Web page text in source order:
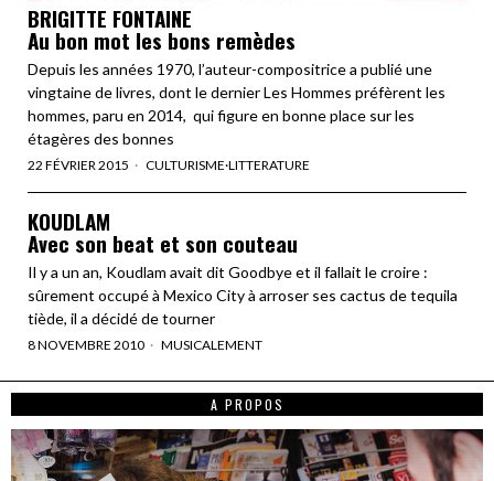
BRIGITTE FONTAINE
Au bon mot les bons remèdes
Depuis les années 1970, l’auteur-compositrice a publié une
vingtaine de livres, dont le dernier Les Hommes préfèrent les
hommes, paru en 2014, qui figure en bonne place sur les
étagères des bonnes
22 FÉVRIER 2015 CULTURISME·LITTERATURE
KOUDLAM
Avec son beat et son couteau
Il y a un an, Koudlam avait dit Goodbye et il fallait le croire :
sûrement occupé à Mexico City à arroser ses cactus de tequila
tiède, il a décidé de tourner
8 NOVEMBRE 2010 MUSICALEMENT
A PROPOS